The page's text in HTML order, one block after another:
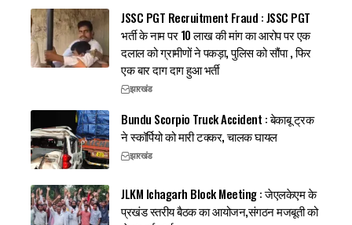
JSSC PGT Recruitment Fraud : JSSC PGT
भर्ती के नाम पर 10 लाख की मांग का आरोप पर एक
दलाल को ग्रामीणों ने पकड़ा, पुलिस को सौंपा , फिर
एक बार दाग दाग हुआ भर्ती
झारखंड
Bundu Scorpio Truck Accident : बेकाबू ट्रक
ने स्कॉर्पियो को मारी टक्कर, चालक घायल
झारखंड
JLKM Ichagarh Block Meeting : जेएलकेएम के
प्रखंड स्तरीय बैठक का आयोजन,संगठन मजबूती को